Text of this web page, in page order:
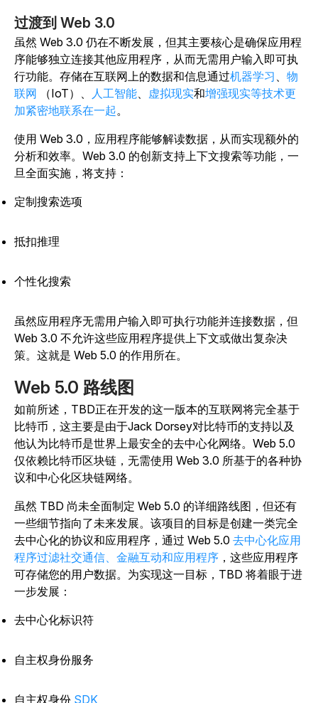
过渡到 Web 3.0
虽然 Web 3.0 仍在不断发展，但其主要核心是确保应用程
序能够独立连接其他应用程序，从而无需用户输入即可执
行功能。存储在互联网上的数据和信息通过机器学习 、 物
联网 （IoT）、 人工智能、 虚拟现实和增强现实等技术更
加紧密地联系在一起。
使用 Web 3.0，应用程序能够解读数据，从而实现额外的
分析和效率。Web 3.0 的创新支持上下文搜索等功能，一
旦全面实施，将支持：
定制搜索选项
抵扣推理
个性化搜索
虽然应用程序无需用户输入即可执行功能并连接数据，但
Web 3.0 不允许这些应用程序提供上下文或做出复杂决
策。这就是 Web 5.0 的作用所在。
Web 5.0 路线图
如前所述，TBD正在开发的这一版本的互联网将完全基于
比特币，这主要是由于Jack Dorsey对比特币的支持以及
他认为比特币是世界上最安全的去中心化网络。Web 5.0
仅依赖比特币区块链，无需使用 Web 3.0 所基于的各种协
议和中心化区块链网络。
虽然 TBD 尚未全面制定 Web 5.0 的详细路线图，但还有
一些细节指向了未来发展。该项目的目标是创建一类完全
去中心化的协议和应用程序，通过 Web 5.0 去中心化应用
程序过滤社交通信、金融互动和应用程序 ，这些应用程序
可存储您的用户数据。为实现这一目标，TBD 将着眼于进
一步发展：
去中心化标识符
自主权身份服务
自主权身份 SDK